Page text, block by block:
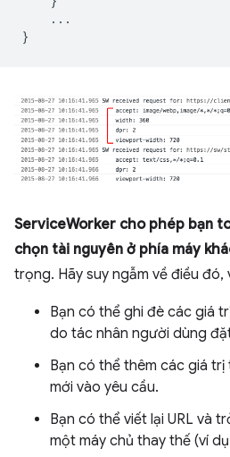
...
}
ServiceWorker cho phép bạn
chọn tài nguyên ở phía máy
trọng. Hãy suy ngẫm về điều đó,
Bạn có thể ghi đè các giá
do tác nhân người dùng
Bạn có thể thêm các giá
mới vào yêu cầu.
Bạn có thể viết lại URL và
một máy chủ thay thế (ví